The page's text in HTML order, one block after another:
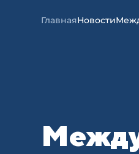
ГлавнаяНовости